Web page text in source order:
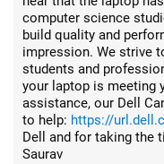
computer science
build quality and
impression. We strive
students and
your laptop is meeting
assistance, our Dell
to help: https://
Dell and for taking the
Saurav